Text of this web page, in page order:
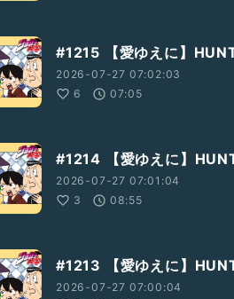
#1215 【愛ゆえに】
2026-07-27 07:02:03
6
07:05
#1214 【愛ゆえに】
2026-07-27 07:01:04
3
08:55
#1213 【愛ゆえに】
2026-07-27 07:00:04